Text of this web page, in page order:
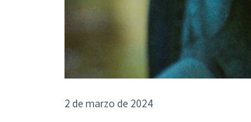
2 de marzo de 2024